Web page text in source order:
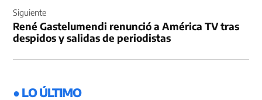
Siguiente
René Gastelumendi renunció a América TV tras
despidos y salidas de periodistas
● LO ÚLTIMO